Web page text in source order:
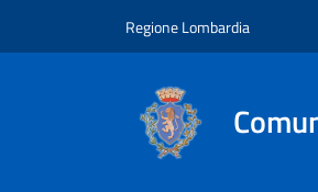
Regione Lombardia